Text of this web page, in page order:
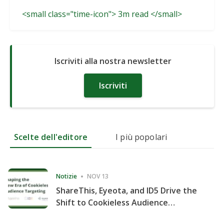
<small class="time-icon"> 3m read </small>
Iscriviti alla nostra newsletter
Iscriviti
Scelte dell'editore I più popolari
Notizie NOV 13
ShareThis, Eyeota, and ID5 Drive the
Shift to Cookieless Audience